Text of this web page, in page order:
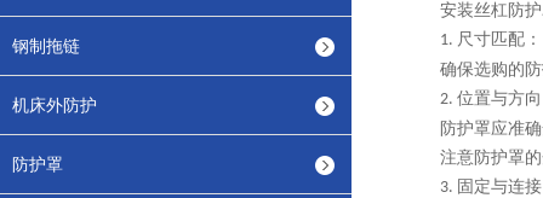
钢制拖链
机床外防护
防护罩
安装丝杠防
1. 尺寸匹配：
确保选购的
2. 位置与方
防护罩应准
注意防护罩
3. 固定与连